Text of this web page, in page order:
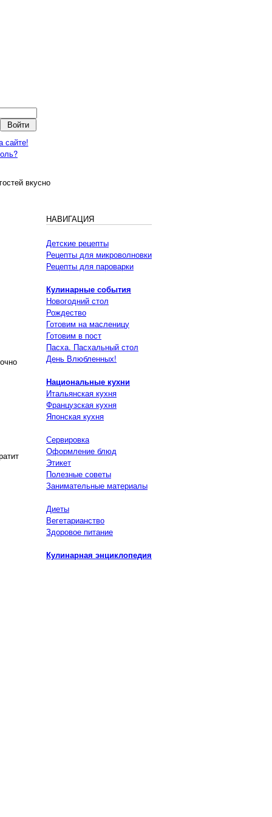
сайте!
вкусно
НАВИГАЦИЯ
Детские рецепты
Рецепты для микроволновки
Рецепты для пароварки
Кулинарные события
Новогодний стол
Рождество
Готовим на масленицу
Готовим в пост
Пасха. Пасхальный стол
День Влюбленных!
Национальные кухни
Итальянская кухня
Французская кухня
Японская кухня
Сервировка
Оформление блюд
Этикет
Полезные советы
Занимательные материалы
Диеты
Вегетарианство
Здоровое питание
Кулинарная энциклопедия